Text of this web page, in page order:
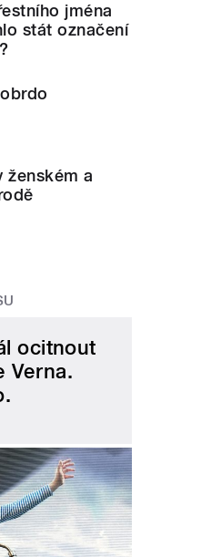
jména
stát označení
ženském a
ocitnout
Verna.